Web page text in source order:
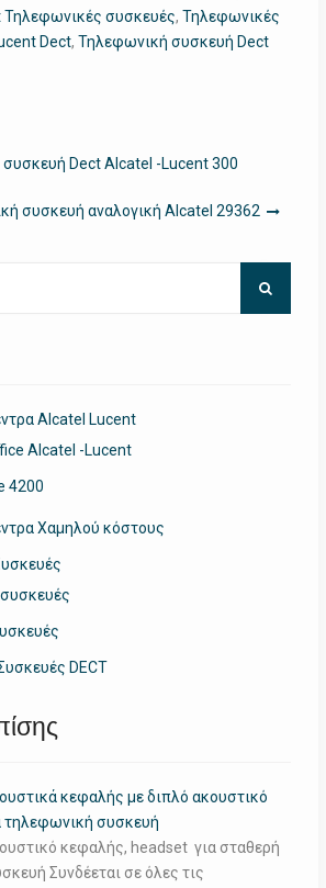
Τηλεφωνικές συσκευές, Τηλεφωνικές
Dect, Τηλεφωνική συσκευή Dect
Dect Alcatel -Lucent 300
συσκευή αναλογική Alcatel 29362
Alcatel Lucent
Alcatel -Lucent
4200
Χαμηλού κόστους
DECT
κεφαλής με διπλό ακουστικό
τηλεφωνική συσκευή
κεφαλής, headset για σταθερή
Συνδέεται σε όλες τις